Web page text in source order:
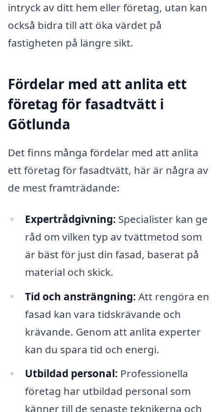
intryck av ditt hem eller företag, utan kan
också bidra till att öka värdet på
fastigheten på längre sikt.
Fördelar med att anlita ett
företag för fasadtvätt i
Götlunda
Det finns många fördelar med att anlita
ett företag för fasadtvätt, här är några av
de mest framträdande:
Expertrådgivning: Specialister kan ge
råd om vilken typ av tvättmetod som
är bäst för just din fasad, baserat på
material och skick.
Tid och ansträngning: Att rengöra en
fasad kan vara tidskrävande och
krävande. Genom att anlita experter
kan du spara tid och energi.
Utbildad personal: Professionella
företag har utbildad personal som
känner till de senaste teknikerna och